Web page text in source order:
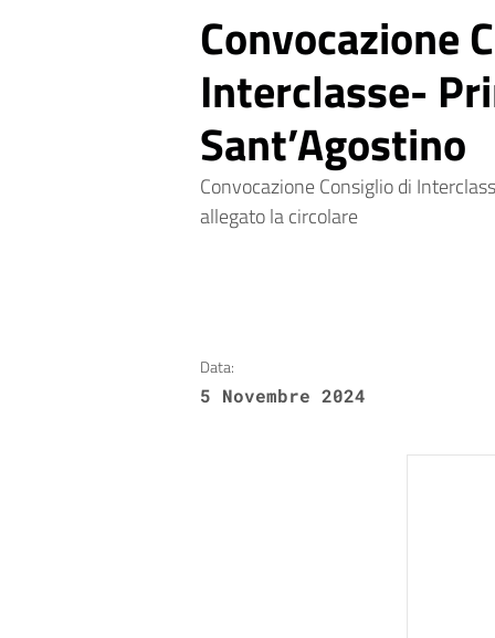
Convocazione
Interclasse-
Sant’Agostino
Convocazione Consiglio di
allegato la circolare
Data:
5 Novembre 2024